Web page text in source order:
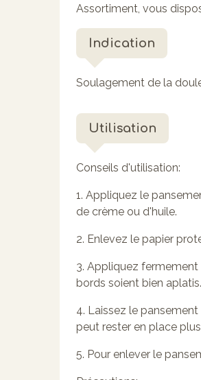
Assortiment, vous
Indication
Soulagement de la
Utilisation
Conseils d'utilisation:
1. Appliquez le
de crème ou d'huile.
2. Enlevez le papier
3. Appliquez
bords soient bien aplatis.
4. Laissez le
peut rester en place
5. Pour enlever le